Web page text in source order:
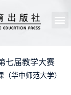
七届教学大赛
（华中师范大学）